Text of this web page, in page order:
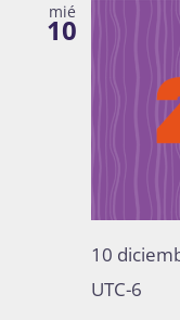
mié
10
10
UTC-6